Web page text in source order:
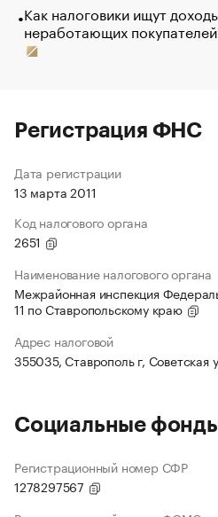
Как налоговики ищут
неработающих
Регистрация ФНС
Дата регистрации
13 марта 2011
Код налогового органа
2651
Наименование налогового органа
Межрайонная инспекция
11 по Ставропольскому краю
Адрес налоговой
355035, Ставрополь г, Советская
Социальные
Регистрационный номер СФР
1278297567